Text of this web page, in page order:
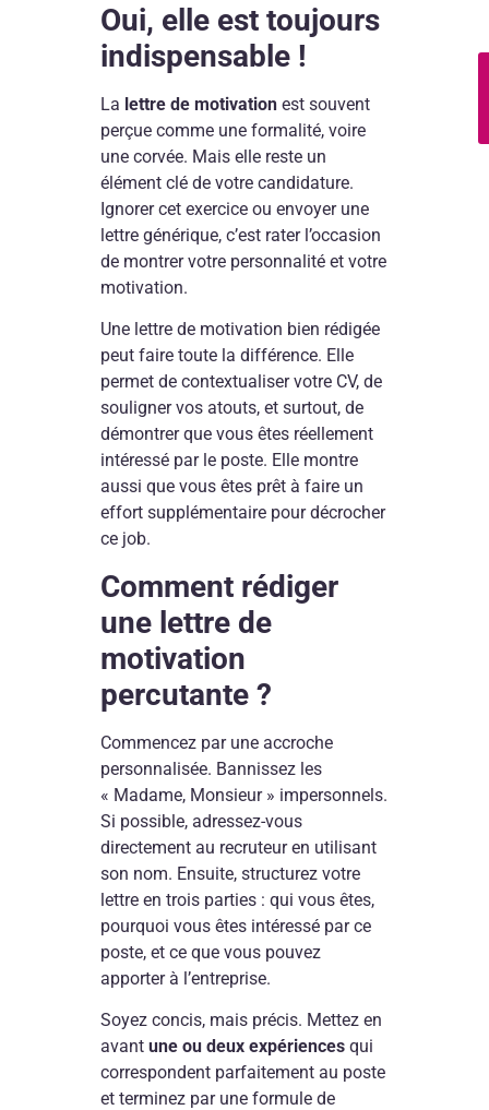
Oui, elle est toujours
indispensable !
La lettre de motivation est souvent
perçue comme une formalité, voire
une corvée. Mais elle reste un
élément clé de votre candidature.
Ignorer cet exercice ou envoyer une
lettre générique, c’est rater l’occasion
de montrer votre personnalité et votre
motivation.
Une lettre de motivation bien rédigée
peut faire toute la différence. Elle
permet de contextualiser votre CV, de
souligner vos atouts, et surtout, de
démontrer que vous êtes réellement
intéressé par le poste. Elle montre
aussi que vous êtes prêt à faire un
effort supplémentaire pour décrocher
ce job.
Comment rédiger
une lettre de
motivation
percutante ?
Commencez par une accroche
personnalisée. Bannissez les
« Madame, Monsieur » impersonnels.
Si possible, adressez-vous
directement au recruteur en utilisant
son nom. Ensuite, structurez votre
lettre en trois parties : qui vous êtes,
pourquoi vous êtes intéressé par ce
poste, et ce que vous pouvez
apporter à l’entreprise.
Soyez concis, mais précis. Mettez en
avantune ou deux expériences qui
correspondent parfaitement au poste
et terminez par une formule de